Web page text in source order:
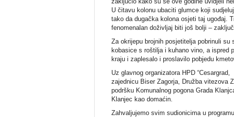
U čitavu kolonu ubaciti glumce koji
tako da dugačka kolona osjeti taj ugođaj.
fenomenalan doživljaj biti još bolji –
Za okrijepu brojnih posjetitelja pobrinuli
kobasice s roštilja i kuhano vino, a ispred
kraju i zaplesalo i proslavilo pobjedu
Uz glavnog organizatora HPD
zajednicu Biser Zagorja, Družba vitezova
podršku Komunalnog pogona Grada
Klanjec kao domaćin.
Zahvaljujemo svim sudionicima u